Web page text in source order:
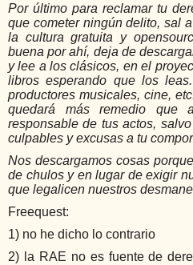
Por último para reclamar tu
que cometer ningún delito, sal
la cultura gratuita y
buena por ahí, deja de
y lee a los clásicos, en el
libros esperando que los
productores musicales, cine,
quedará más remedio que
responsable de tus actos,
culpables y excusas a tu
Nos descargamos cosas
de chulos y en lugar de exigir
que legalicen nuestros
Freequest:
1) no he dicho lo contrario
2) la RAE no es fuente de